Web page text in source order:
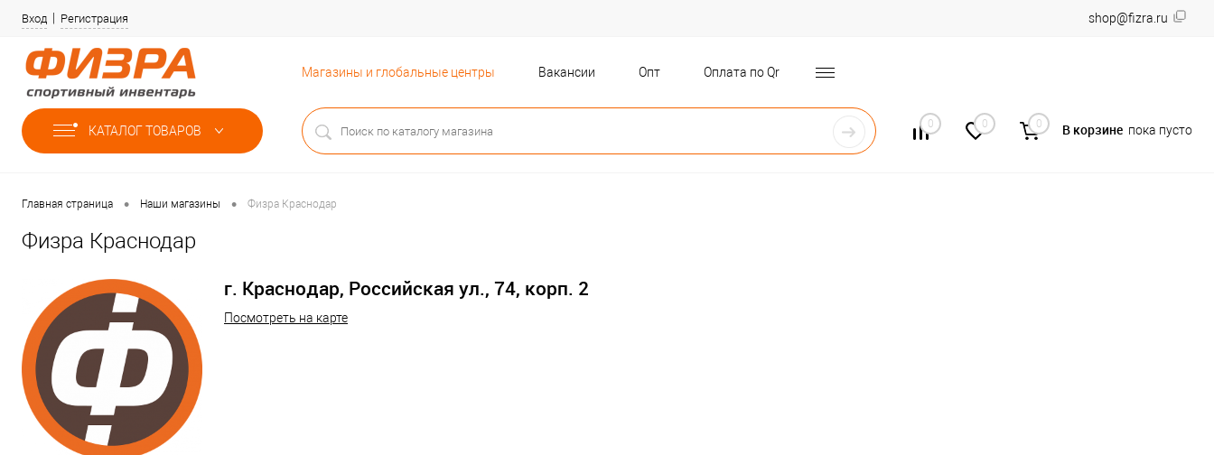
Вход Регистрация shop@fizra.ru
Магазины и глобальные центры Вакансии Опт Оплата по Qr
КАТАЛОГ ТОВАРОВ 0 0 0 В корзине пока пусто
Главная страница • Наши магазины • Физра Краснодар
Физра Краснодар
г. Краснодар, Российская ул., 74, корп. 2
Посмотреть на карте